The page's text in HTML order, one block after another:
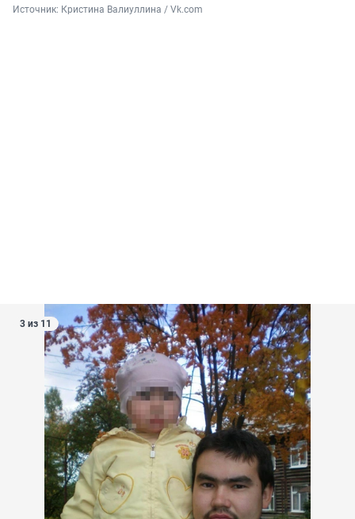
Источник: Кристина Валиуллина / Vk.com
3 из 11